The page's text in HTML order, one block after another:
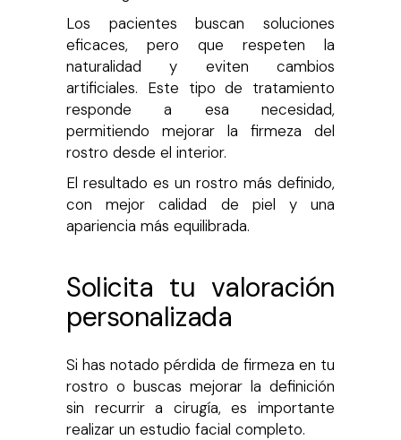
Los pacientes buscan soluciones
eficaces, pero que respeten la
naturalidad y eviten cambios
artificiales. Este tipo de tratamiento
responde a esa necesidad,
permitiendo mejorar la firmeza del
rostro desde el interior.
El resultado es un rostro más definido,
con mejor calidad de piel y una
apariencia más equilibrada.
Solicita tu valoración
personalizada
Si has notado pérdida de firmeza en tu
rostro o buscas mejorar la definición
sin recurrir a cirugía, es importante
realizar un estudio facial completo.